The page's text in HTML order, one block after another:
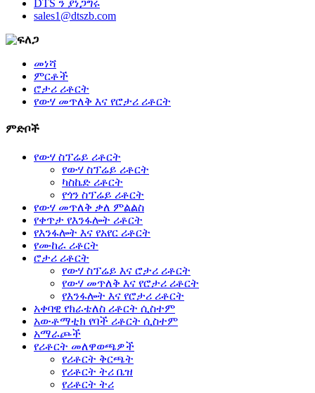
DTS ን ያነጋግሩ
sales1@dtszb.com
መነሻ
ምርቶች
ሮታሪ ሪቶርት
የውሃ መጥለቅ እና የሮታሪ ሪቶርት
ምድቦች
የውሃ ስፕሬይ ሪቶርት
የውሃ ስፕሬይ ሪቶርት
ካስኬድ ሪቶርት
የጎን ስፕሬይ ሪቶርት
የውሃ መጥለቅ ቃለ ምልልስ
የቀጥታ የእንፋሎት ሪቶርት
የእንፋሎት እና የአየር ሪቶርት
የሙከራ ሪቶርት
ሮታሪ ሪቶርት
የውሃ ስፕሬይ እና ሮታሪ ሪቶርት
የውሃ መጥለቅ እና የሮታሪ ሪቶርት
የእንፋሎት እና የሮታሪ ሪቶርት
አቀባዊ የክራቴለስ ሪቶርት ሲስተም
አውቶማቲክ የባች ሪቶርት ሲስተም
አማራጮች
የሪቶርት መለዋወጫዎች
የሪቶርት ቅርጫት
የሪቶርት ትሪ ቤዝ
የሪቶርት ትሪ